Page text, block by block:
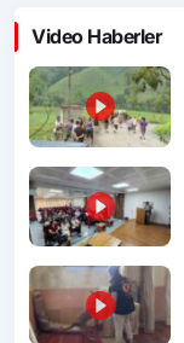
Video Haberler